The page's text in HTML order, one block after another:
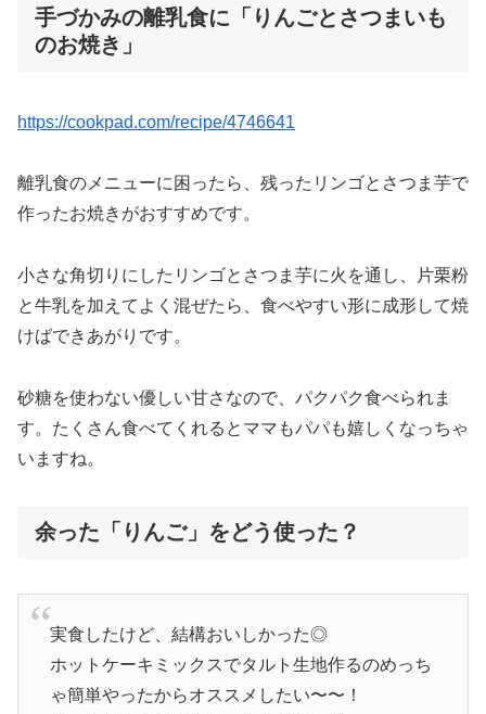
手づかみの離乳食に「りんごとさつまいも
のお焼き」
https://cookpad.com/recipe/4746641
離乳食のメニューに困ったら、残ったリンゴとさつま芋で
作ったお焼きがおすすめです。
小さな角切りにしたリンゴとさつま芋に火を通し、片栗粉
と牛乳を加えてよく混ぜたら、食べやすい形に成形して焼
けばできあがりです。
砂糖を使わない優しい甘さなので、パクパク食べられま
す。たくさん食べてくれるとママもパパも嬉しくなっちゃ
いますね。
余った「りんご」をどう使った？
実食したけど、結構おいしかった◎
ホットケーキミックスでタルト生地作るのめっち
ゃ簡単やったからオススメしたい〜〜！